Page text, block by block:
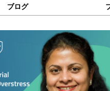
ブログ